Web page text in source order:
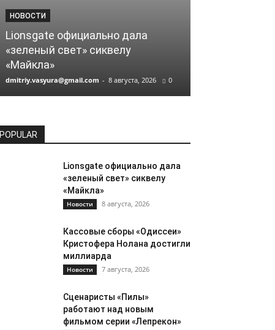
НОВОСТИ
Lionsgate официально дала
«зеленый свет» сиквелу
«Майкла»
dmitriy.vasyura@gmail.com - 8 августа, 2026 0
POPULAR
Lionsgate официально дала
«зеленый свет» сиквелу
«Майкла»
Новости 8 августа, 2026
Кассовые сборы «Одиссеи»
Кристофера Нолана достигли
миллиарда
Новости 7 августа, 2026
Сценаристы «Пилы»
работают над новым
фильмом серии «Лепрекон»